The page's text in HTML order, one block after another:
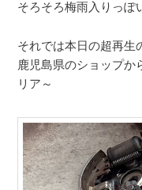
そろそろ梅雨入りっぽ
それでは本日の超再生
鹿児島県のショップ
リア～